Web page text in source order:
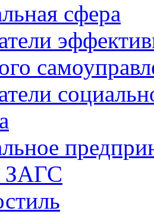
сфера
ЗАГС